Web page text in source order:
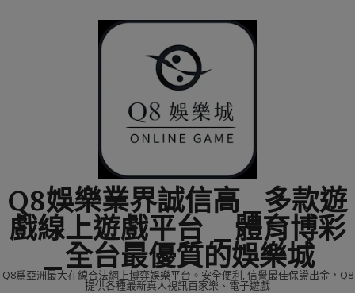
Q8娛樂業界誠信高_多款遊
戲線上遊戲平台 _體育博彩
_全台最優質的娛樂城
Q8爲亞洲最大在線合法網上博弈娛樂平台。安全便利, 信譽最佳保證出金，Q8
提供各種最新真人視訊百家樂、電子遊戲